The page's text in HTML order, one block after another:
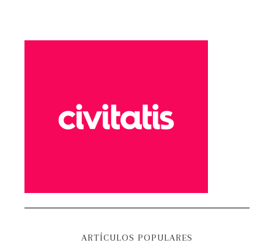
ARTÍCULOS POPULARES